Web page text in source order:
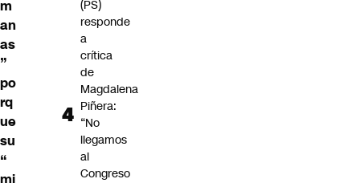
m
an
as
”
po
rq
ue
su
“
mi
(PS)
responde
a
crítica
de
Magdalena
Piñera:
“No
llegamos
al
Congreso